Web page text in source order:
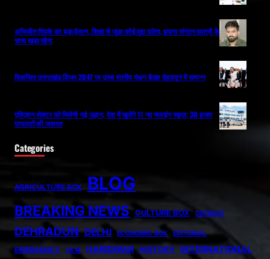
अभिजीत दिपके का बड़ा ऐलान, शिक्षा से जुड़ा कोई मुद्दा उठेगा, हमारा संगठन छात्रों के
साथ खड़ा रहेगा
विकसित उत्तराखंड विजन 2047 पर उच्च स्तरीय मंथन बैठक देहरादून में सम्पन्न
एविएशन सेक्टर को मिलेगी नई उड़ान, देश में खुलेंगे 11 नए फ्लाइंग स्कूल; 30 हजार
पायलटों की जरूरत
Categories
AGRICULTURE BOX BLOG
BREAKING NEWS CULTURE BOX DEFENCE
DEHRADUN DELHI ECONOMIC BOX EDITORIAL
EMERGENCY FILM HARIDWAR HISTORY INTERNATIONAL